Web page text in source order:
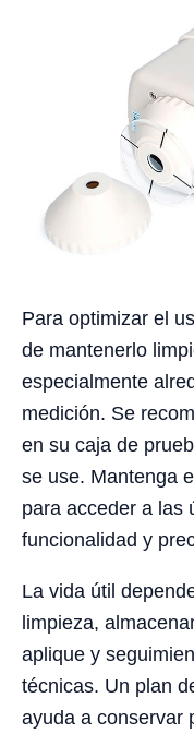
Para optimizar el
de mantenerlo
especialmente
medición. Se
en su caja de
se use. Mantenga
para acceder a las
funcionalidad y
La vida útil
limpieza,
aplique y
técnicas. Un plan
ayuda a conservar